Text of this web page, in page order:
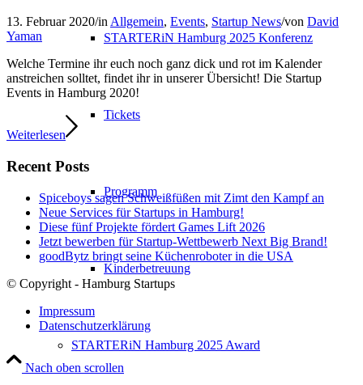
STARTERiN Hamburg 2025 Konferenz
Tickets
Programm
Kinderbetreuung
STARTERiN Hamburg 2025 Award
13. Februar 2020/inAllgemein, Events, Startup News/von David
Yaman
Welche Termine ihr euch noch ganz dick und rot im Kalender
anstreichen solltet, findet ihr in unserer Übersicht! Die Startup
Events in Hamburg 2020!
Weiterlesen
Recent Posts
Spiceboys sagen Schweißfüßen mit Zimt den Kampf an
Neue Services für Startups in Hamburg!
Diese fünf Projekte fördert Games Lift 2026
Jetzt bewerben für Startup-Wettbewerb Next Big Brand!
goodBytz bringt seine Küchenroboter in die USA
© Copyright - Hamburg Startups
Impressum
Datenschutzerklärung
Nach oben scrollen